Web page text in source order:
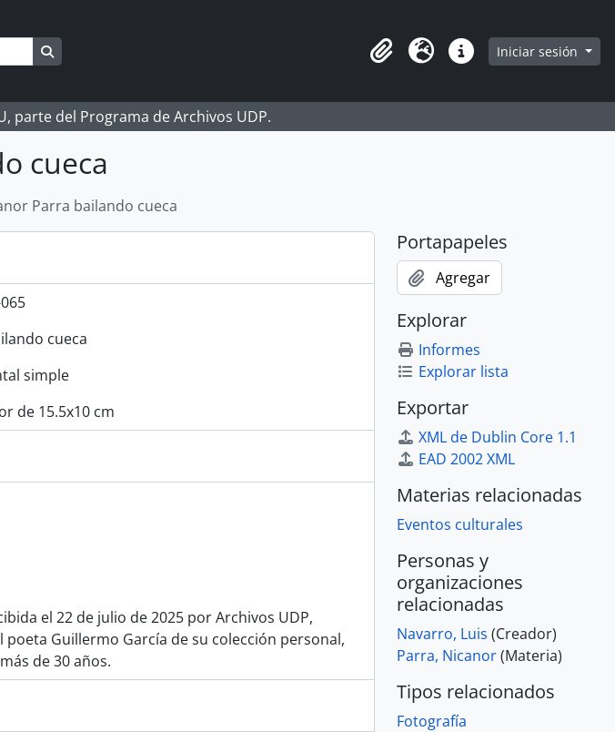
Portapapeles
Idioma Enlaces rápidos
Iniciar sesión
parte del Programa de Archivos UDP.
cueca
Parra bailando cueca
cueca
simple
de 15.5x10 cm
el 22 de julio de 2025 por Archivos UDP,
Guillermo García de su colección personal,
de 30 años.
Portapapeles
Agregar
Explorar
Informes
Explorar lista
Exportar
XML de Dublin Core 1.1
EAD 2002 XML
Materias relacionadas
Eventos culturales
Personas y
organizaciones
relacionadas
Navarro, Luis (Creador)
Parra, Nicanor(Materia)
Tipos relacionados
Fotografía